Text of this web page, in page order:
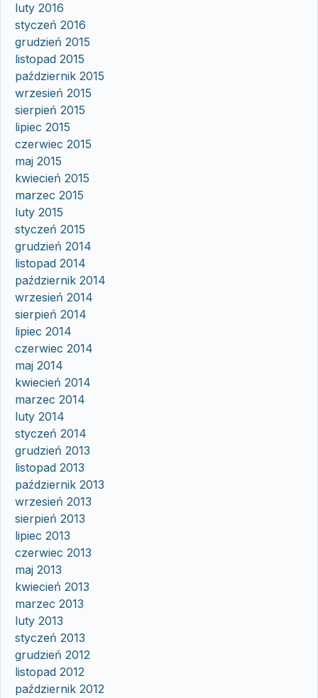
luty 2016
styczeń 2016
grudzień 2015
listopad 2015
październik 2015
wrzesień 2015
sierpień 2015
lipiec 2015
czerwiec 2015
maj 2015
kwiecień 2015
marzec 2015
luty 2015
styczeń 2015
grudzień 2014
listopad 2014
październik 2014
wrzesień 2014
sierpień 2014
lipiec 2014
czerwiec 2014
maj 2014
kwiecień 2014
marzec 2014
luty 2014
styczeń 2014
grudzień 2013
listopad 2013
październik 2013
wrzesień 2013
sierpień 2013
lipiec 2013
czerwiec 2013
maj 2013
kwiecień 2013
marzec 2013
luty 2013
styczeń 2013
grudzień 2012
listopad 2012
październik 2012